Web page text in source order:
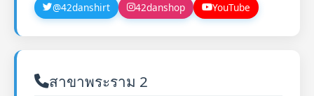
@42danshirt 42danshop YouTube
สาขาพระราม 2